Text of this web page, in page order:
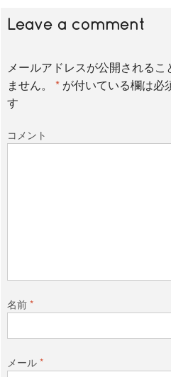
o
e
r
Leave a comment
メールアドレスが公開されるこ
ません。
* が付いている欄は必
す
コメント
名前*
メール*